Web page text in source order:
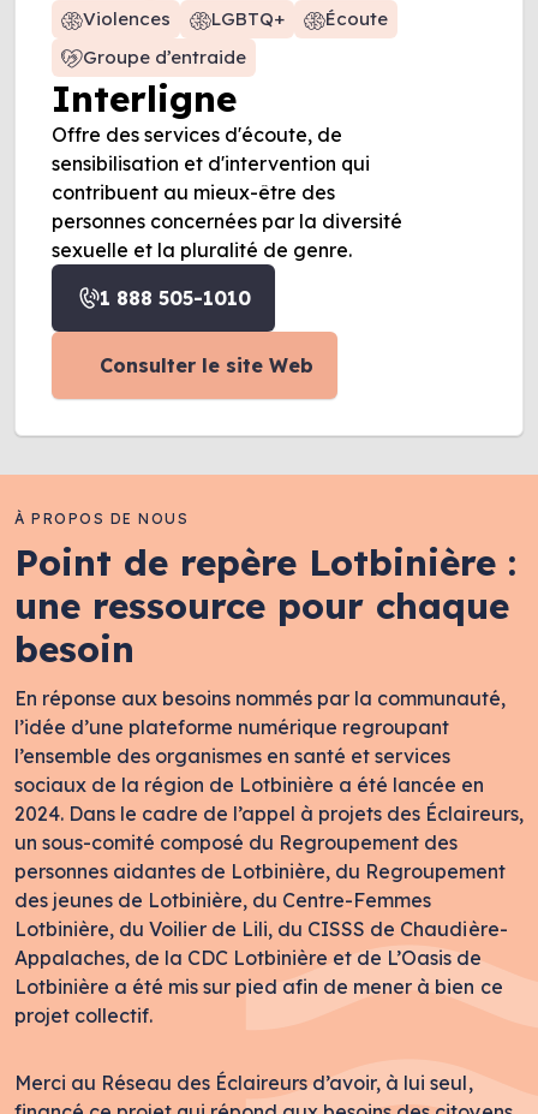
Interligne
Violences LGBTQ+
Écoute
Groupe d’entraide
Offre des services d'écoute, de
sensibilisation et d'intervention qui
contribuent au mieux-être des
personnes concernées par la diversité
sexuelle et la pluralité de genre.
1 888 505-1010
Consulter le site Web
À PROPOS DE NOUS
Point de repère Lotbinière :
une ressource pour chaque
besoin
En réponse aux besoins nommés par la communauté,
l’idée d’une plateforme numérique regroupant
l’ensemble des organismes en santé et services
sociaux de la région de Lotbinière a été lancée en
2024. Dans le cadre de l’appel à projets des Éclaireurs,
un sous-comité composé du Regroupement des
personnes aidantes de Lotbinière, du Regroupement
des jeunes de Lotbinière, du Centre-Femmes
Lotbinière, du Voilier de Lili, du CISSS de Chaudière-
Appalaches, de la CDC Lotbinière et de L’Oasis de
Lotbinière a été mis sur pied afin de mener à bien ce
projet collectif.
Merci au Réseau des Éclaireurs d’avoir, à lui seul,